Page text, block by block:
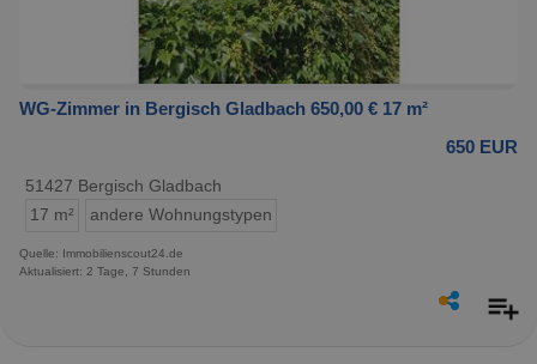
WG-Zimmer in Bergisch Gladbach 650,00 € 17 m²
650 EUR
51427 Bergisch Gladbach
17 m²
andere Wohnungstypen
Quelle: Immobilienscout24.de
Aktualisiert: 2 Tage, 7 Stunden